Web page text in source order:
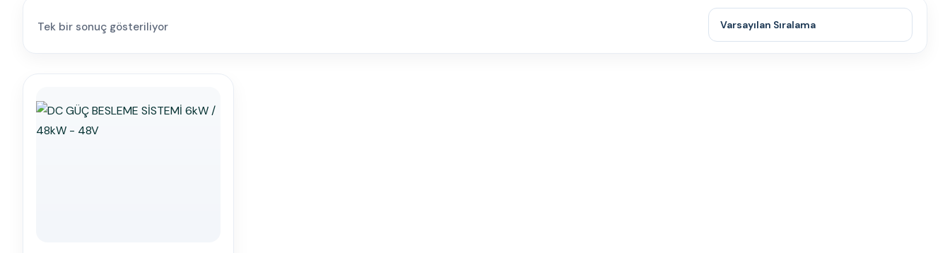
Tek bir sonuç gösteriliyor